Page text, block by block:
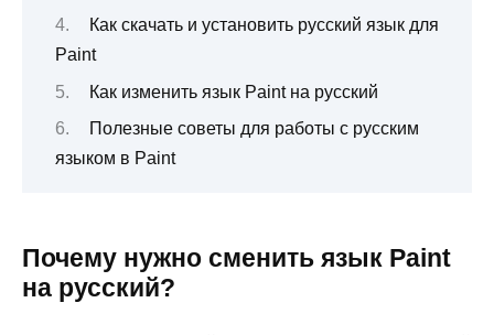
Как скачать и установить русский язык для
Paint
Как изменить язык Paint на русский
Полезные советы для работы с русским
языком в Paint
Почему нужно сменить язык Paint
на русский?